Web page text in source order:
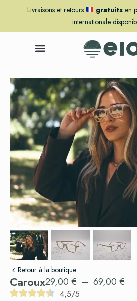
Livraisons et retours gratuitsen
internationale
Retour à la boutique
Caroux29,00 € – 69,00 €